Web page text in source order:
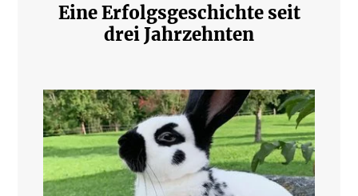
Eine Erfolgsgeschichte seit
drei Jahrzehnten